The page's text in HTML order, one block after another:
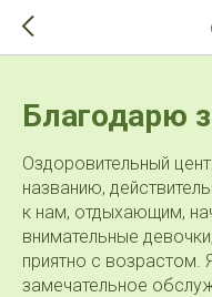
Благодарю
Оздоровительный
названию,
к нам, отдыхающим,
внимательные
приятно с возрастом.
замечательное